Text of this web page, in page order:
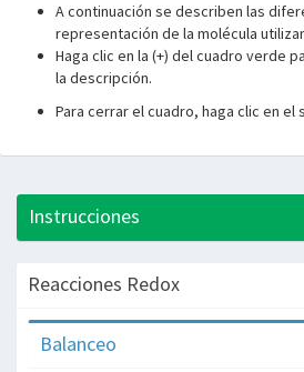
A continuación se describen las
representación de la molécula
Haga clic en la (+) del cuadro verde
la descripción.
Para cerrar el cuadro, haga clic en el
Instrucciones
Reacciones Redox
Balanceo